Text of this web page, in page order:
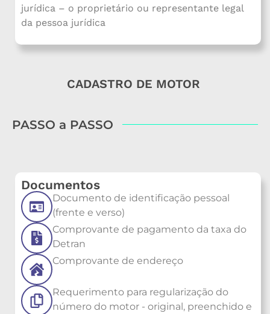
jurídica – o proprietário ou representante legal
da pessoa jurídica
CADASTRO DE MOTOR
PASSO a PASSO
Documentos
Documento de identificação pessoal
(frente e verso)
Comprovante de pagamento da taxa do
Detran
Comprovante de endereço
Requerimento para regularização do
número do motor - original, preenchido e